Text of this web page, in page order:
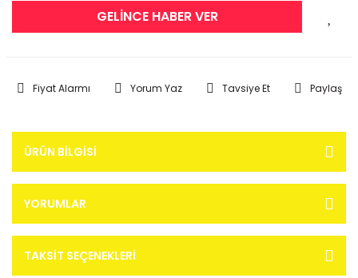
GELİNCE HABER VER
Fiyat Alarmı Yorum Yaz Tavsiye Et Paylaş
ÜRÜN BILGISI
YORUMLAR
TAKSIT SEÇENEKLERI